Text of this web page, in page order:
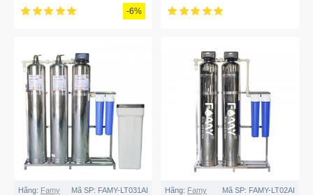
-6%
Hãng: Famy Mã SP: FAMY-LT031AI Hãng: Famy Mã SP: FAMY-LT02AI